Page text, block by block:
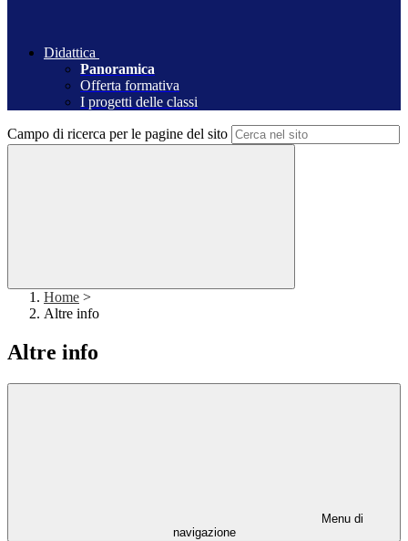
Didattica
Panoramica
Offerta formativa
I progetti delle classi
Campo di ricerca per le pagine del sito
Home >
Altre info
Altre info
Menu di
navigazione